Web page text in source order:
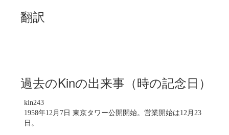
翻訳
過去のKinの出来事（時の記念日）
kin243
1958年12月7日 東京タワー公開開始。営業開始は12月23
日。